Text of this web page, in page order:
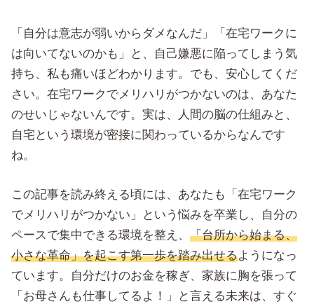
「自分は意志が弱いからダメなんだ」「在宅ワークに
は向いてないのかも」と、自己嫌悪に陥ってしまう気
持ち、私も痛いほどわかります。でも、安心してくだ
さい。在宅ワークでメリハリがつかないのは、あなた
のせいじゃないんです。実は、人間の脳の仕組みと、
自宅という環境が密接に関わっているからなんです
ね。
この記事を読み終える頃には、あなたも「在宅ワーク
でメリハリがつかない」という悩みを卒業し、自分の
ペースで集中できる環境を整え、「台所から始まる、
小さな革命」を起こす第一歩を踏み出せるようになっ
ています。自分だけのお金を稼ぎ、家族に胸を張って
「お母さんも仕事してるよ！」と言える未来は、すぐ